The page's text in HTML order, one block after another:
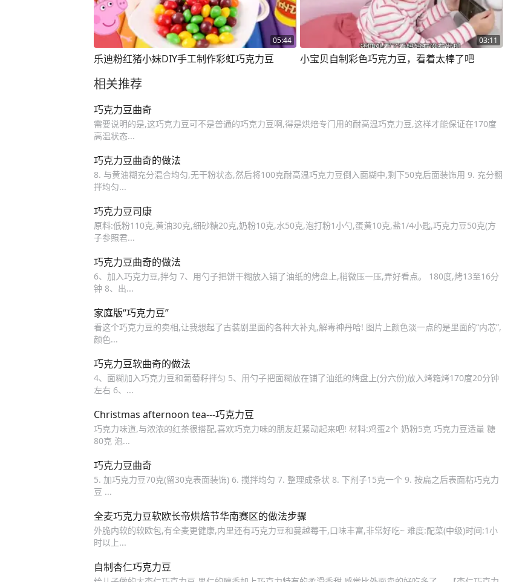
05:44
乐迪粉红猪小妹DIY手工制作彩虹巧克力豆
03:11
小宝贝自制彩色巧克力豆，看着太棒了吧
相关推荐
巧克力豆曲奇
需要说明的是,这巧克力豆可不是普通的巧克力豆啊,得是烘焙专门用的耐高温巧克力豆,这样才能保证在170度
高温状态...
巧克力豆曲奇的做法
8. 与黄油糊充分混合均匀,无干粉状态,然后将100克耐高温巧克力豆倒入面糊中,剩下50克后面装饰用 9. 充分翻
拌均匀...
巧克力豆司康
原料:低粉110克,黄油30克,细砂糖20克,奶粉10克,水50克,泡打粉1小勺,蛋黄10克,盐1/4小匙,巧克力豆50克(方
子参照君...
巧克力豆曲奇的做法
6、加入巧克力豆,拌匀 7、用勺子把饼干糊放入铺了油纸的烤盘上,稍微压一压,弄好看点。 180度,烤13至16分
钟 8、出...
家庭版“巧克力豆”
看这个巧克力豆的卖相,让我想起了古装剧里面的各种大补丸,解毒神丹哈! 图片上颜色淡一点的是里面的“内芯”,
颜色...
巧克力豆软曲奇的做法
4、面糊加入巧克力豆和葡萄籽拌匀 5、用勺子把面糊放在铺了油纸的烤盘上(分六份)放入烤箱烤170度20分钟
左右 6、...
Christmas afternoon tea---巧克力豆
巧克力味道,与浓浓的红茶很搭配,喜欢巧克力味的朋友赶紧动起来吧! 材料:鸡蛋2个 奶粉5克 巧克力豆适量 糖
80克 泡...
巧克力豆曲奇
5. 加巧克力豆70克(留30克表面装饰) 6. 搅拌均匀 7. 整理成条状 8. 下剂子15克一个 9. 按扁之后表面粘巧克力
豆 ...
全麦巧克力豆软欧长帝烘焙节华南赛区的做法步骤
外脆内软的软欧包,有全麦更健康,内里还有巧克力豆和蔓越莓干,口味丰富,非常好吃~ 难度:配菜(中级)时间:1小
时以上...
自制杏仁巧克力豆